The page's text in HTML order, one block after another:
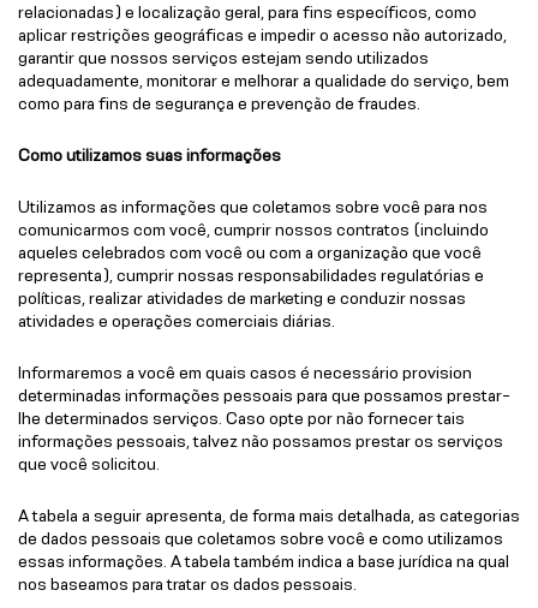
relacionadas) e localização geral, para fins específicos, como
aplicar restrições geográficas e impedir o acesso não autorizado,
garantir que nossos serviços estejam sendo utilizados
adequadamente, monitorar e melhorar a qualidade do serviço, bem
como para fins de segurança e prevenção de fraudes.
Como utilizamos suas informações
Utilizamos as informações que coletamos sobre você para nos
comunicarmos com você, cumprir nossos contratos (incluindo
aqueles celebrados com você ou com a organização que você
representa), cumprir nossas responsabilidades regulatórias e
políticas, realizar atividades de marketing e conduzir nossas
atividades e operações comerciais diárias.
Informaremos a você em quais casos é necessário provision
determinadas informações pessoais para que possamos prestar-
lhe determinados serviços. Caso opte por não fornecer tais
informações pessoais, talvez não possamos prestar os serviços
que você solicitou.
A tabela a seguir apresenta, de forma mais detalhada, as categorias
de dados pessoais que coletamos sobre você e como utilizamos
essas informações. A tabela também indica a base jurídica na qual
nos baseamos para tratar os dados pessoais.